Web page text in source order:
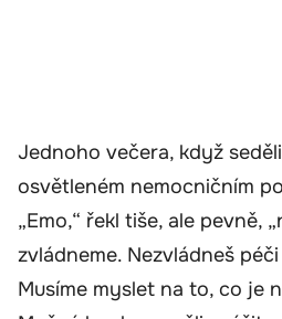
Jednoho večera, když
osvětleném nemocničním
„Emo,“ řekl tiše, ale pevně,
zvládneme. Nezvládneš
Musíme myslet na to, co je